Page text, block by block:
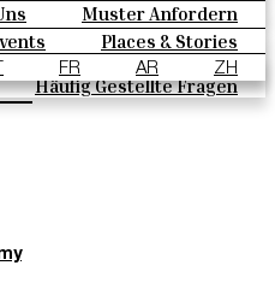
Vermächtnis
Muster Anfordern
Kaufmöglichkeiten
Spezifikationen
Häufig Gestellte Fragen
Places & Stories
Inspiration & Culture
FR AR ZH